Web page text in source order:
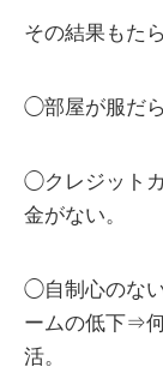
その結果もた
◯部屋が服だ
◯クレジット
金がない。
◯自制心のな
ームの低下⇒
活。